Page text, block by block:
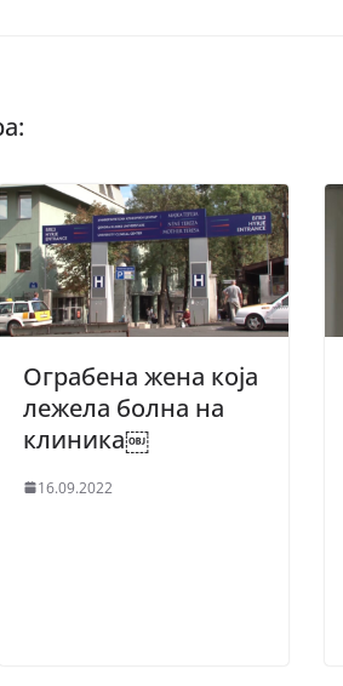
Ограбена жена која
лежела болна на
клиника￼
16.09.2022